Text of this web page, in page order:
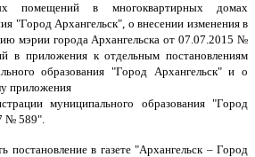
помещений в многоквартирных домах
"Город Архангельск", о внесении изменения в
мэрии города Архангельска от 07.07.2015 №
в приложения к отдельным постановлениям
образования "Город Архангельск" и о
приложения
муниципального образования "Город
№ 589".
в газете "Архангельск – Город